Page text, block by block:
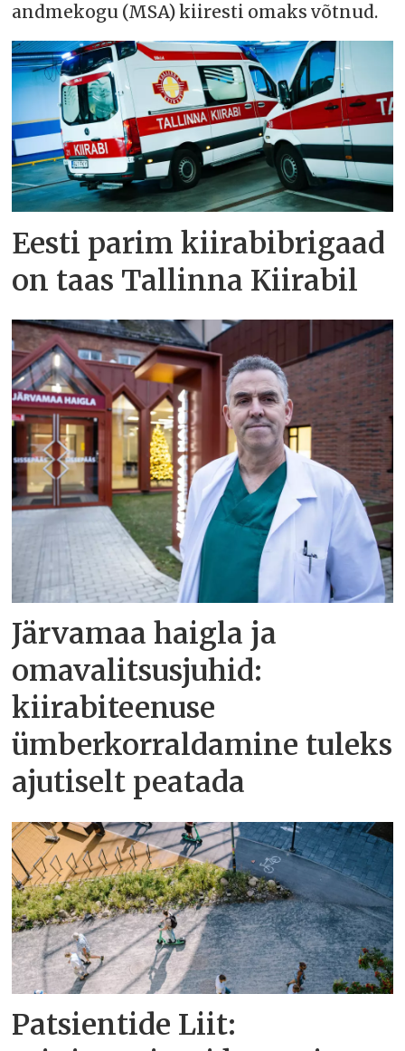
andmekogu (MSA) kiiresti omaks võtnud.
Eesti parim kiirabibrigaad
on taas Tallinna Kiirabil
Järvamaa haigla ja
omavalitsusjuhid:
kiirabiteenuse
ümberkorraldamine tuleks
ajutiselt peatada
Patsientide Liit: